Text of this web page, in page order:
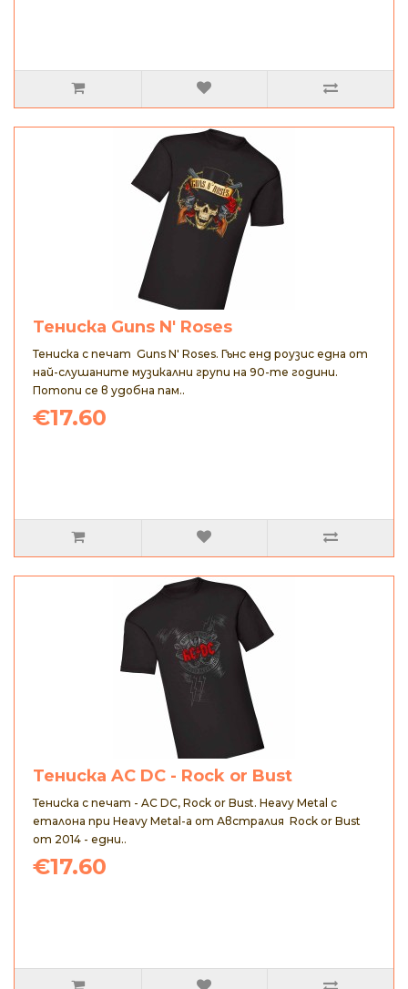
Тениска Guns N' Roses
Тениска с печат Guns N' Roses. Гънс енд роузис една от
най-слушаните музикални групи на 90-те години.
Потопи се в удобна пам..
€17.60
Тениска AC DC - Rock or Bust
Тениска с печат - AC DC, Rock or Bust. Heavy Metal с
еталона при Heavy Metal-а от Австралия Rock or Bust
от 2014 - едни..
€17.60